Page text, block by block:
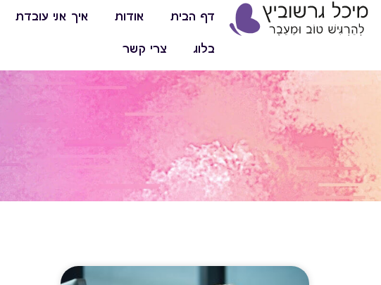
דף הבית אודות איך אני עובדת
בלוג צרי קשר